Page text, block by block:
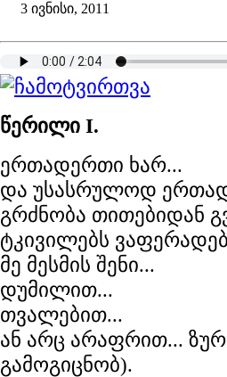
3 ივნისი, 2011
წერილი I.
ერთადერთი ხარ...
და უსასრულოდ
გრძნობა თითებიდან
ტკივილებს
მე მესმის შენი...
დუმილით...
თვალებით...
ან არც არაფრით...
გამოგიცნობ).